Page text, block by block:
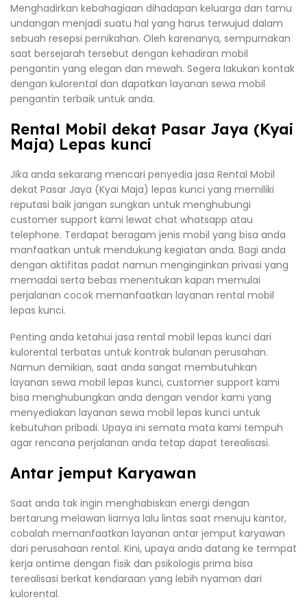
Menghadirkan kebahagiaan dihadapan keluarga dan tamu
undangan menjadi suatu hal yang harus terwujud dalam
sebuah resepsi pernikahan. Oleh karenanya, sempurnakan
saat bersejarah tersebut dengan kehadiran mobil
pengantin yang elegan dan mewah. Segera lakukan kontak
dengan kulorental dan dapatkan layanan sewa mobil
pengantin terbaik untuk anda.
Rental Mobil dekat Pasar Jaya (Kyai
Maja) Lepas kunci
Jika anda sekarang mencari penyedia jasa Rental Mobil
dekat Pasar Jaya (Kyai Maja) lepas kunci yang memiliki
reputasi baik jangan sungkan untuk menghubungi
customer support kami lewat chat whatsapp atau
telephone. Terdapat beragam jenis mobil yang bisa anda
manfaatkan untuk mendukung kegiatan anda. Bagi anda
dengan aktifitas padat namun menginginkan privasi yang
memadai serta bebas menentukan kapan memulai
perjalanan cocok memanfaatkan layanan rental mobil
lepas kunci.
Penting anda ketahui jasa rental mobil lepas kunci dari
kulorental terbatas untuk kontrak bulanan perusahan.
Namun demikian, saat anda sangat membutuhkan
layanan sewa mobil lepas kunci, customer support kami
bisa menghubungkan anda dengan vendor kami yang
menyediakan layanan sewa mobil lepas kunci untuk
kebutuhan pribadi. Upaya ini semata mata kami tempuh
agar rencana perjalanan anda tetap dapat terealisasi.
Antar jemput Karyawan
Saat anda tak ingin menghabiskan energi dengan
bertarung melawan liarnya lalu lintas saat menuju kantor,
cobalah memanfaatkan layanan antar jemput karyawan
dari perusahaan rental. Kini, upaya anda datang ke termpat
kerja ontime dengan fisik dan psikologis prima bisa
terealisasi berkat kendaraan yang lebih nyaman dari
kulorental.